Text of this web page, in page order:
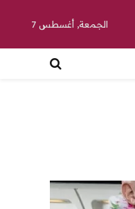
الجمعة, أغسطس 7